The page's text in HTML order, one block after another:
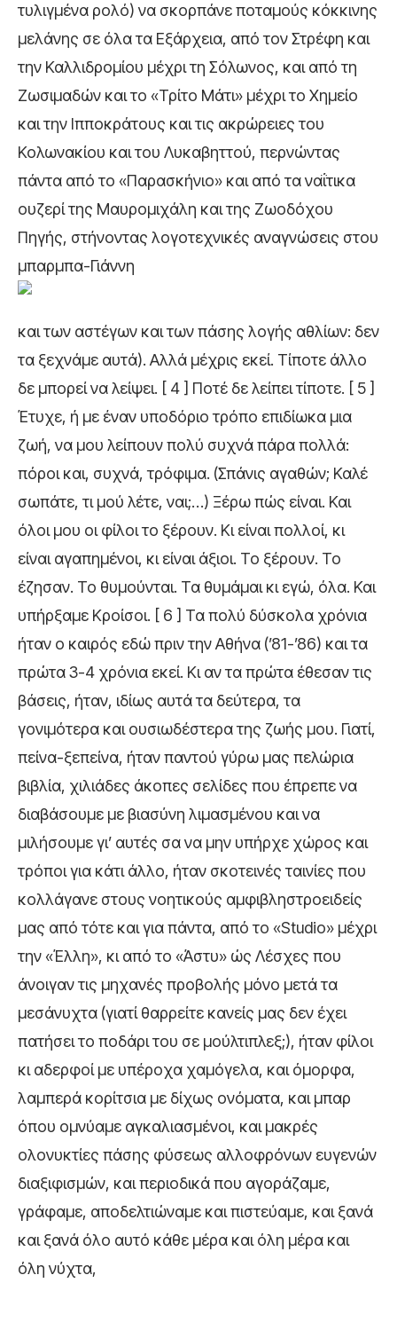
τυλιγμένα ρολό) να σκορπάνε ποταμούς κόκκινης
μελάνης σε όλα τα Εξάρχεια, από τον Στρέφη και
την Καλλιδρομίου μέχρι τη Σόλωνος, και από τη
Ζωσιμαδών και το «Τρίτο Μάτι» μέχρι το Χημείο
και την Ιπποκράτους και τις ακρώρειες του
Κολωνακίου και του Λυκαβηττού, περνώντας
πάντα από το «Παρασκήνιο» και από τα ναΐτικα
ουζερί της Μαυρομιχάλη και της Ζωοδόχου
Πηγής, στήνοντας λογοτεχνικές αναγνώσεις στου
μπαρμπα-Γιάννη
και των αστέγων και των πάσης λογής αθλίων: δεν
τα ξεχνάμε αυτά). Αλλά μέχρις εκεί. Τίποτε άλλο
δε μπορεί να λείψει. [ 4 ] Ποτέ δε λείπει τίποτε. [ 5 ]
Έτυχε, ή με έναν υποδόριο τρόπο επιδίωκα μια
ζωή, να μου λείπουν πολύ συχνά πάρα πολλά:
πόροι και, συχνά, τρόφιμα. (Σπάνις αγαθών; Καλέ
σωπάτε, τι μού λέτε, ναι;…) Ξέρω πώς είναι. Και
όλοι μου οι φίλοι το ξέρουν. Κι είναι πολλοί, κι
είναι αγαπημένοι, κι είναι άξιοι. Το ξέρουν. Το
έζησαν. Το θυμούνται. Τα θυμάμαι κι εγώ, όλα. Και
υπήρξαμε Κροίσοι. [ 6 ] Τα πολύ δύσκολα χρόνια
ήταν ο καιρός εδώ πριν την Αθήνα (’81-’86) και τα
πρώτα 3-4 χρόνια εκεί. Κι αν τα πρώτα έθεσαν τις
βάσεις, ήταν, ιδίως αυτά τα δεύτερα, τα
γονιμότερα και ουσιωδέστερα της ζωής μου. Γιατί,
πείνα-ξεπείνα, ήταν παντού γύρω μας πελώρια
βιβλία, χιλιάδες άκοπες σελίδες που έπρεπε να
διαβάσουμε με βιασύνη λιμασμένου και να
μιλήσουμε γι’ αυτές σα να μην υπήρχε χώρος και
τρόποι για κάτι άλλο, ήταν σκοτεινές ταινίες που
κολλάγανε στους νοητικούς αμφιβληστροειδείς
μας από τότε και για πάντα, από το «Studio» μέχρι
την «Έλλη», κι από το «Άστυ» ώς Λέσχες που
άνοιγαν τις μηχανές προβολής μόνο μετά τα
μεσάνυχτα (γιατί θαρρείτε κανείς μας δεν έχει
πατήσει το ποδάρι του σε μούλτιπλεξ;), ήταν φίλοι
κι αδερφοί με υπέροχα χαμόγελα, και όμορφα,
λαμπερά κορίτσια με δίχως ονόματα, και μπαρ
όπου ομνύαμε αγκαλιασμένοι, και μακρές
ολονυκτίες πάσης φύσεως αλλοφρόνων ευγενών
διαξιφισμών, και περιοδικά που αγοράζαμε,
γράφαμε, αποδελτιώναμε και πιστεύαμε, και ξανά
και ξανά όλο αυτό κάθε μέρα και όλη μέρα και
όλη νύχτα,